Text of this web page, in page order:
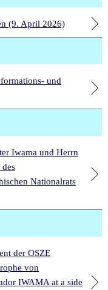
(9. April 2026)
und
Iwama und Herrn
Nationalrats
der OSZE
von
IWAMA at a side